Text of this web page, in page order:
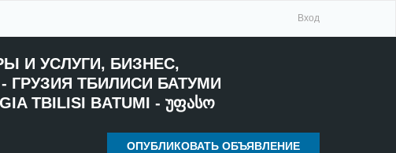
Вход
ОПУБЛИКОВАТЬ ОБЪЯВЛЕНИЕ